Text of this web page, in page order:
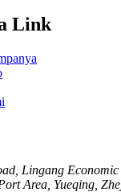
Link
Lingang Economic
Area, Yueqing,